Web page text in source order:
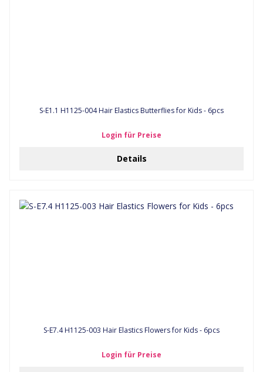
S-E1.1 H1125-004 Hair Elastics Butterflies for Kids - 6pcs
Login für Preise
Details
S-E7.4 H1125-003 Hair Elastics Flowers for Kids - 6pcs
Login für Preise